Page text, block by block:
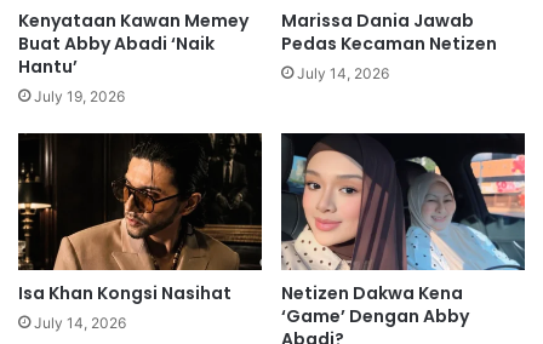
d
l
e
o
g
r
a
n
d
c
o
o
p
s
w
r
k
i
n
g
w
i
t
Kenyataan Kawan Memey
Buat Abby Abadi ‘Naik
Hantu’
July 19, 2026
Marissa Dania Jawab
Pedas Kecaman Netizen
July 14, 2026
Isa Khan Kongsi Nasihat
July 14, 2026
Netizen Dakwa Kena
‘Game’ Dengan Abby
Abadi?